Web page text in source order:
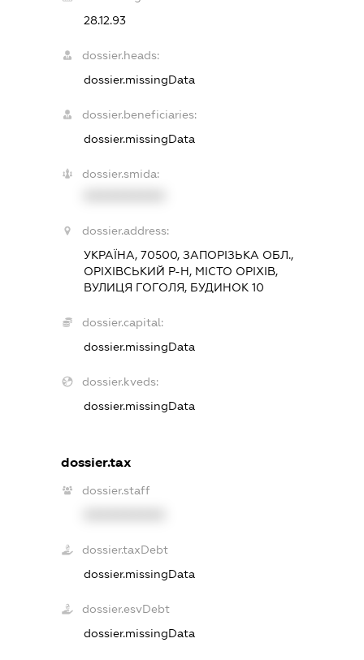
28.12.93
dossier.heads:
dossier.missingData
dossier.beneficiaries:
dossier.missingData
dossier.smida:
dossier.address:
УКРАЇНА, 70500, ЗАПОРІЗЬКА ОБЛ.,
ОРІХІВСЬКИЙ Р-Н, МІСТО ОРІХІВ,
ВУЛИЦЯ ГОГОЛЯ, БУДИНОК 10
dossier.capital:
dossier.missingData
dossier.kveds:
dossier.missingData
dossier.tax
dossier.staff
dossier.taxDebt
dossier.missingData
dossier.esvDebt
dossier.missingData